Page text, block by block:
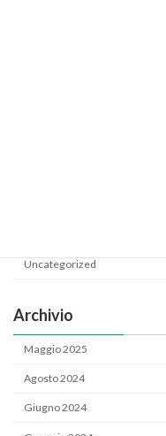
Uncategorized
Archivio
Maggio 2025
Agosto 2024
Giugno 2024